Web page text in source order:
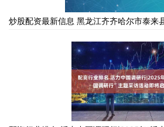
炒股配资最新信息 黑龙江齐齐哈尔市泰来